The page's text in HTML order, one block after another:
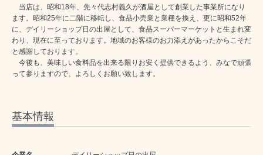
当店は、昭和18年、先々代志村義久が酒屋として創業した事業所になり
ます。昭和25年に二階に移転し、食品小売業と業種を換え、更に昭和52年
に、デイリーショップ日の出屋として、食品スーパーマーケットと生まれ変
わり、現在に至っております。地域のお客様のお力添えがあったからこそだ
と感謝しております。
今後も、美味しい食料品を出来る限りお安く提供できるよう、みなで頑張
って参りますので、よろしくお願い致します。
基本情報